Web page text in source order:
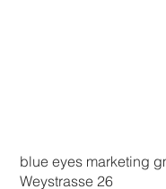
blue eyes marketing
Weystrasse 26